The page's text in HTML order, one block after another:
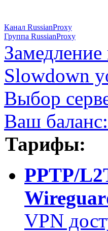
Канал RussianProxy
Группа RussianProxy
Slowdown
Выбор
Ваш баланс:
Тарифы:
PPTP/
VPN